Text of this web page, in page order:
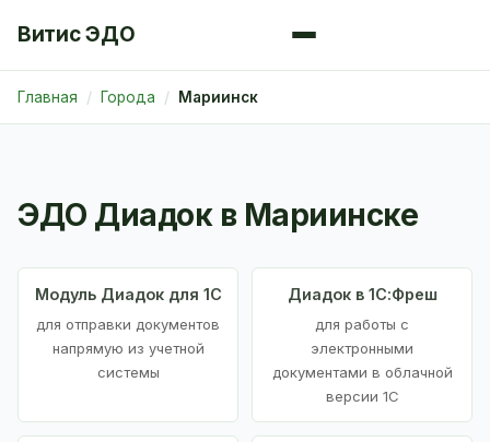
Витис ЭДО
Главная Города Мариинск
ЭДО Диадок в Мариинске
Модуль Диадок для 1С
для отправки документов
напрямую из учетной
системы
Диадок в 1С:Фреш
для работы с
электронными
документами в облачной
версии 1С